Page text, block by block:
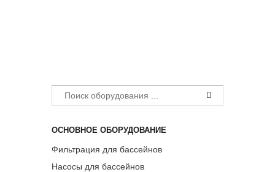
ОСНОВНОЕ ОБОРУДОВАНИЕ
Фильтрация для бассейнов
Насосы для бассейнов